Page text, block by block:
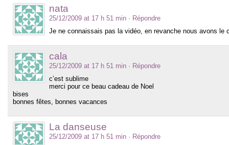
nata
25/12/2009 at 17 h 51 min · Répondre
Je ne connaissais pas la vidéo, en revanche nous avons le
cala
25/12/2009 at 17 h 51 min · Répondre
c’est sublime
merci pour ce beau cadeau de Noel
bises
bonnes fêtes, bonnes vacances
La danseuse
25/12/2009 at 17 h 51 min · Répondre